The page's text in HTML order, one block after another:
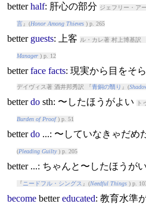
better half: 肝心の部分 ジェフリー・ア
言』(Honor Among Thieves) p. 265
better guests: 上客 ル・カレ著 村上博基訳
Manager) p. 12
better face facts: 現実から目をそ
デイヴィス著 酒井邦秀訳 『青銅の翳り 』(
better dosth: 〜したほうがよい ト
Burden of Proof) p. 51
better do...: 〜していなきゃだめ
(Pleading Guilty) p. 205
better...: ちゃんと〜したほうが
『 ニードフル・シングス 』(Needful Things) p.
become better educated: 教育水準